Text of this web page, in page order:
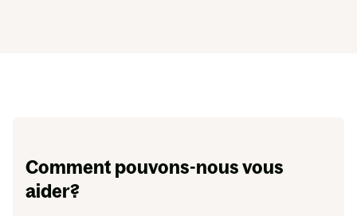
Comment pouvons-nous vous
aider?